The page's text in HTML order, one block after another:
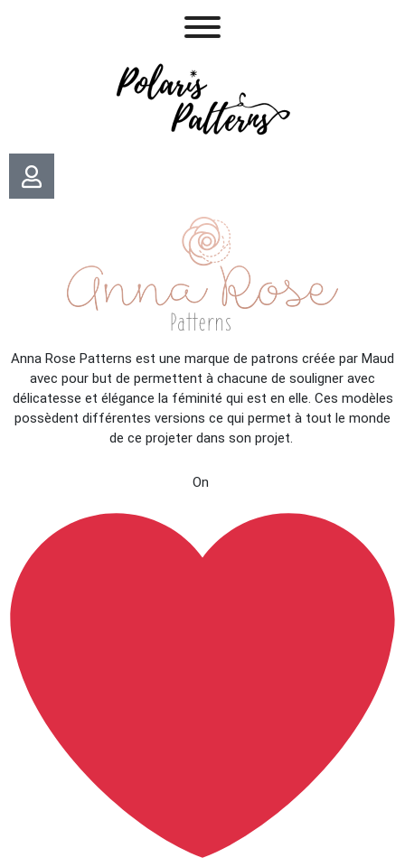
Anna Rose Patterns est une marque de patrons créée par Maud
avec pour but de permettent à chacune de souligner avec
délicatesse et élégance la féminité qui est en elle. Ces modèles
possèdent différentes versions ce qui permet à tout le monde
de ce projeter dans son projet.
On